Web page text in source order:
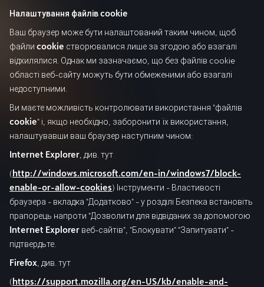
Налаштування файлів cookie
Ваш браузер може бути налаштований таким чином, щоб
файли cookie створювалися лише за згодою або взагалі
відхилялися. Однак ми зазначаємо, що без файлів cookie
області веб-сайту можуть бути обмеженими або взагалі
недоступними.
Ви маєте можливість контролювати використання "файлів
cookie" і, якщо необхідно, заборонити їх використання,
налаштувавши ваш браузер наступним чином:
Internet Explorer , див. тут
(http://windows.microsoft.com/en-in/windows7/block-
enable-or-allow-cookies) Інструменти - Властивості
браузера - вкладка "Додатково" - у розділі Безпека встановіть
прапорець напроти "Дозволити для відвіданих за допомогою
Internet Explorer веб-сайтів", "Блокувати" "Запитувати" -
підтвердьте.
Firefox , див. тут
(https://support.mozilla.org/en-US/kb/enable-and-